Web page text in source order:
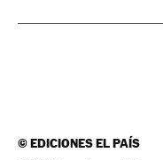
©EDICIONES EL PAÍS